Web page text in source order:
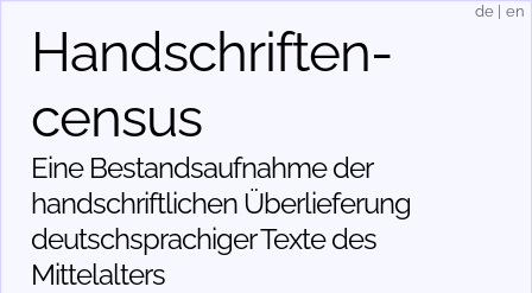
Handschriften­
census
Eine Bestandsaufnahme der
handschriftlichen Über­lieferung
deutschsprachiger Texte des
Mittelalters
de en